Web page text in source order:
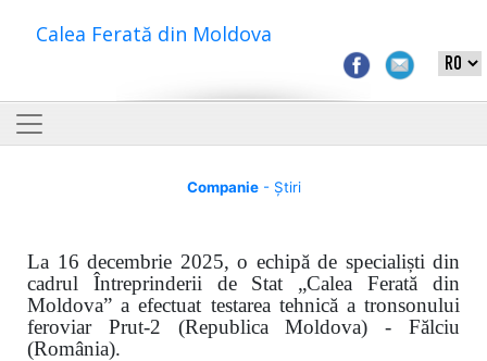
Calea Ferată din Moldova
Companie- Știri
La 16 decembrie 2025, o echipă de specialiști din
cadrul Întreprinderii de Stat „Calea Ferată din
Moldova” a efectuat testarea tehnică a tronsonului
feroviar Prut-2 (Republica Moldova) - Fălciu
(România).